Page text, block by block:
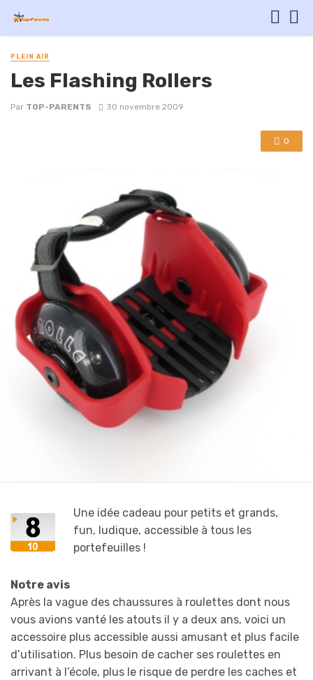
PLEIN AIR
Les Flashing Rollers
Par TOP-PARENTS 30 novembre 2009
0
Une idée cadeau pour petits et grands,
fun, ludique, accessible à tous les
portefeuilles !
Notre avis
Après la vague des chaussures à roulettes dont nous
vous avions vanté les atouts il y a deux ans, voici un
accessoire plus accessible aussi amusant et plus facile
d’utilisation. Plus besoin de cacher ses roulettes en
arrivant à l’école, plus le risque de perdre les caches et